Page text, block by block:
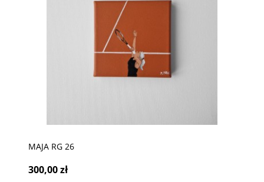
MAJA RG 26
300,00 zł